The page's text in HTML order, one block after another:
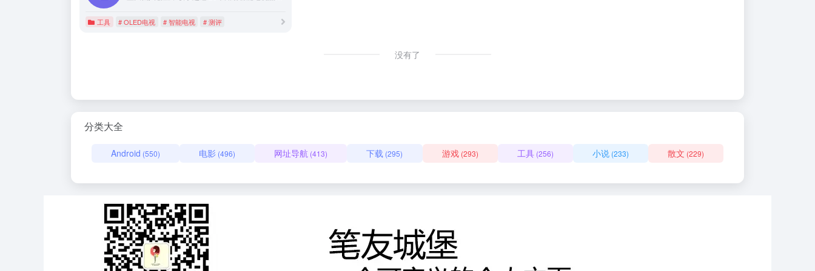
工具 # OLED电视 # 智能电视 # 测评
没有了
分类大全
Android (550) 电影 (496) 网址导航 (413) 下载 (295) 游戏(293) 工具(256) 小说(233) 散文 (229)